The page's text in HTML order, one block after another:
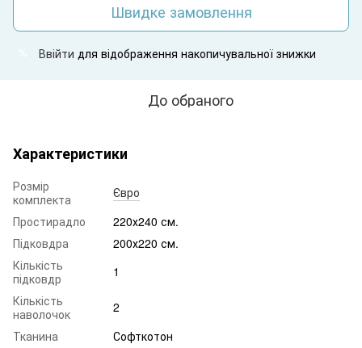
Швидке замовлення
Ввійти для відображення накопичувальної знижки
До обраного
Характеристики
Розмір
комплекта
Євро
Простирадло
220х240 см.
Підковдра
200х220 см.
Кількість
підковдр
1
Кількість
наволочок
2
Тканина
Софткотон